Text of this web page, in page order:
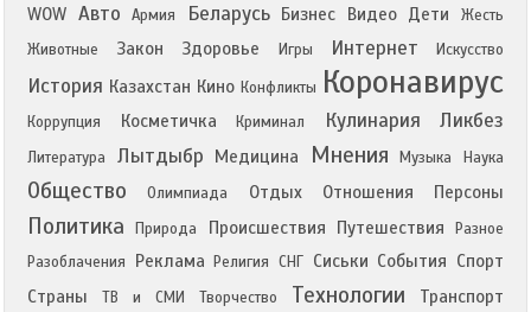
WOW Авто Армия Беларусь Бизнес Видео Дети
Жесть
Животные
Закон Здоровье Игры Интернет Искусство
История Казахстан Кино Конфликты Коронавирус
Коррупция Косметичка Криминал Кулинария Ликбез
Литература Лытдыбр Медицина Мнения Музыка Наука
Общество Олимпиада Отдых Отношения Персоны
Политика Природа Происшествия Путешествия
Разное
Разоблачения
Реклама Религия СНГ Сиськи События Спорт
Страны
ТВ и СМИ Творчество Технологии Транспорт